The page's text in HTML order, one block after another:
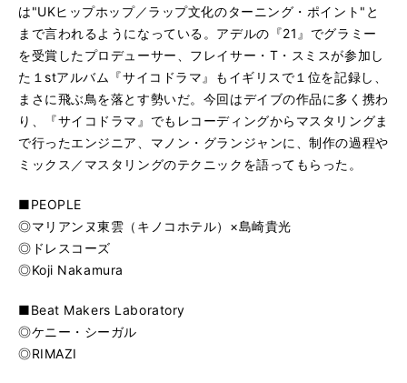
は"UKヒップホップ／ラップ文化のターニング・ポイント"と
まで言われるようになっている。アデルの『21』でグラミー
を受賞したプロデューサー、フレイサー・T・スミスが参加し
た１stアルバム『サイコドラマ』もイギリスで１位を記録し、
まさに飛ぶ鳥を落とす勢いだ。今回はデイブの作品に多く携わ
り、『サイコドラマ』でもレコーディングからマスタリングま
で行ったエンジニア、マノン・グランジャンに、制作の過程や
ミックス／マスタリングのテクニックを語ってもらった。
■PEOPLE
◎マリアンヌ東雲（キノコホテル）×島崎貴光
◎ドレスコーズ
◎Koji Nakamura
■Beat Makers Laboratory
◎ケニー・シーガル
◎RIMAZI